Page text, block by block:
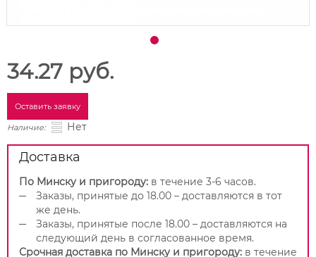
34.27 руб.
Оставить заявку
Наличие: Нет
Доставка
По Минску и пригороду: в течение 3-6 часов.
Заказы, принятые до 18.00 – доставляются в тот
же день.
Заказы, принятые после 18.00 – доставляются на
следующий день в согласованное время.
Срочная доставка по Минску и пригороду: в течение